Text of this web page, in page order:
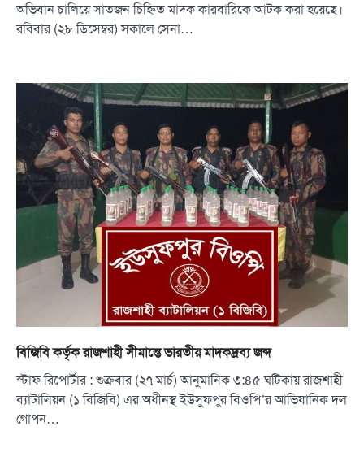
অভিযান চালিয়ে সাতজন চিহ্নিত মাদক কারবারিকে আটক করা হয়েছে।
রবিবার (২৮ ডিসেম্বর) সকালে সেনা…
বিজিবি কর্তৃক রাজশাহী সীমান্তে ভারতীয় মাদকদ্রব্য জব্দ
স্টাফ রিপোর্টার : শুক্রবার (২৭ মার্চ) আনুমানিক ৩:৪৫ ঘটিকায় রাজশাহী
ব্যাটালিয়ন (১ বিজিবি) এর অধীনস্থ ইউসুফপুর বিওপি’র আভিযানিক দল
গোপন…